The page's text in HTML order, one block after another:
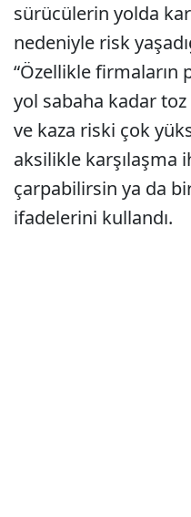
sürücülerin yolda
nedeniyle risk
“Özellikle firmaların
yol sabaha kadar
ve kaza riski çok
aksilikle karşılaşma
çarpabilirsin ya da
ifadelerini kullandı.